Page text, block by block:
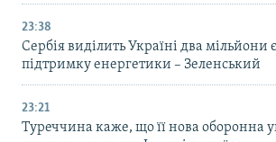
23:38
Сербія виділить Україні два мільйони
підтримку енергетики – Зеленський
23:21
Туреччина каже, що її нова оборонна